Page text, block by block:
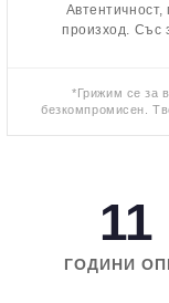
произход. Със
*Грижим се за
безкомпромисен.
11
ГОДИНИ